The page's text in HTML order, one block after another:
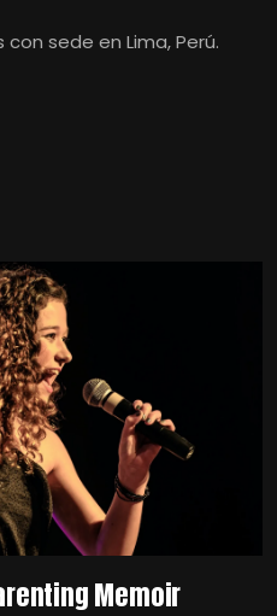
sede en Lima, Perú.
Memoir